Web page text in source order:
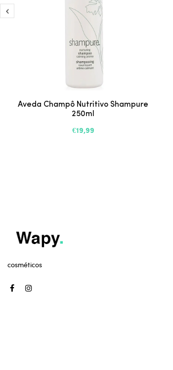
Aveda Champô Nutritivo Shampure
250ml
€19,99
cosméticos